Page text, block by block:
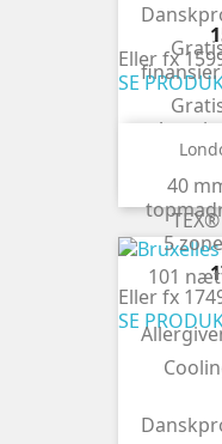
Eller fx
SE
levering
Latex
TEX®
Eller fx
SE
40
5
101